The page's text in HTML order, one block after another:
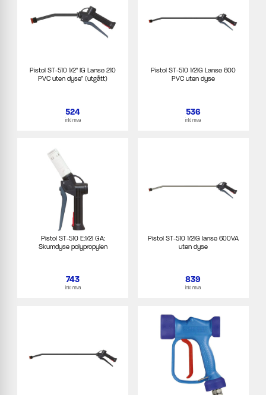
Pistol ST-510 1/2" IG Lanse 210
PVC uten dyse" (utgått)
524
inkl mva
Pistol ST-510 1/2IG Lanse 600
PVC uten dyse
536
inkl mva
Pistol ST-510 E:1/2I GA:
Skumdyse polypropylen
743
inkl mva
Pistol ST-510 1/2IG lanse 600VA
uten dyse
839
inkl mva